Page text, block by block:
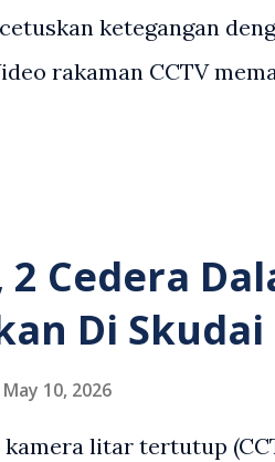
ketegangan
rakaman CCTV
sebelum berlaku
kini tular di
orang ramai. Antara
2 Cedera
Di Skudai
May 10, 2026
kamera litar tertutup